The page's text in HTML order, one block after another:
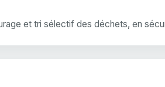
et tri sélectif des déchets, en